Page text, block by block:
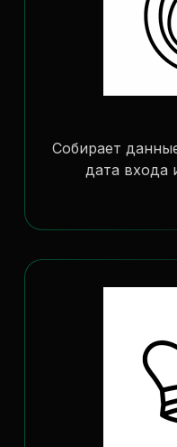
Собирает
дата входа